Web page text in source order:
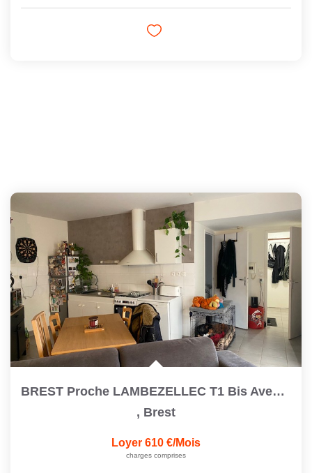
BREST Proche LAMBEZELLEC T1 Bis Avec Cour Privative
, Brest
Loyer 610 €/mois
charges comprises